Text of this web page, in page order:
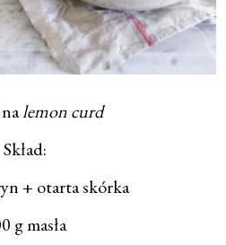
lemon curd
Skład:
+ otarta skórka
g masła